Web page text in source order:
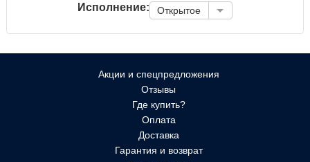
Исполнение: Открытое
Акции и спецпредложения
Отзывы
Где купить?
Оплата
Доставка
Гарантия и возврат